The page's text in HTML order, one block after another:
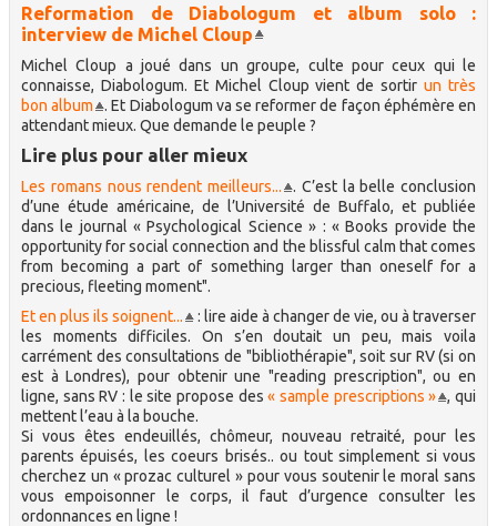
Reformation de Diabologum et album solo :
interview de Michel Cloup
Michel Cloup a joué dans un groupe, culte pour ceux qui le
connaisse, Diabologum. Et Michel Cloup vient de sortirun très
bon album
. Et Diabologum va se reformer de façon éphémère en
attendant mieux. Que demande le peuple ?
Lire plus pour aller mieux
Les romans nous rendent meilleurs...
. C’est la belle conclusion
d’une étude américaine, de l’Université de Buffalo, et publiée
dans le journal « Psychological Science » : « Books provide the
opportunity for social connection and the blissful calm that comes
from becoming a part of something larger than oneself for a
precious, fleeting moment".
Et en plus ils soignent...
: lire aide à changer de vie, ou à traverser
les moments difficiles. On s’en doutait un peu, mais voila
carrément des consultations de "bibliothérapie", soit sur RV (si on
est à Londres), pour obtenir une "reading prescription", ou en
ligne, sans RV : le site propose des« sample prescriptions »
, qui
mettent l’eau à la bouche.
Si vous êtes endeuillés, chômeur, nouveau retraité, pour les
parents épuisés, les coeurs brisés.. ou tout simplement si vous
cherchez un « prozac culturel » pour vous soutenir le moral sans
vous empoisonner le corps, il faut d’urgence consulter les
ordonnances en ligne !